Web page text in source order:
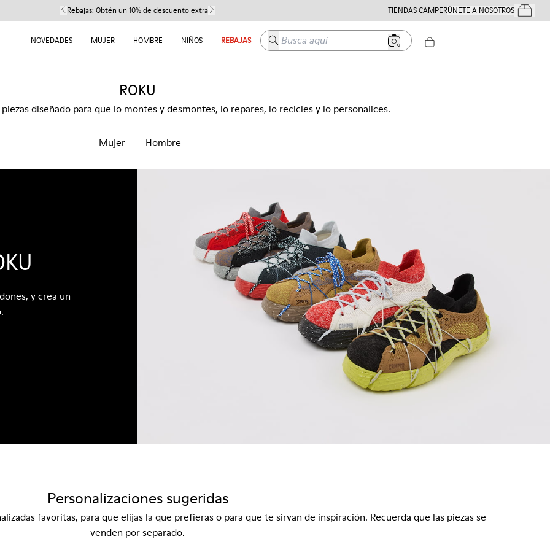
Rebajas: Obtén un 10% de descuento extra TIENDAS CAMPERÚNETE A NOSOTROSTus
NOVEDADES MUJER HOMBRE NIÑOS REBAJAS Busca aquí
ROKU
diseñado para que lo montes y desmontes, lo repares, lo recicles y lo personalices.
Mujer Hombre
y crea un
Personalizaciones sugeridas
favoritas, para que elijas la que prefieras o para que te sirvan de inspiración. Recuerda que las piezas se
venden por separado.